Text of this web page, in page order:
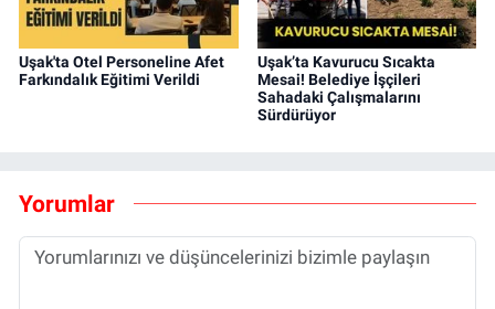
Uşak'ta Otel Personeline Afet
Farkındalık Eğitimi Verildi
Uşak’ta Kavurucu Sıcakta
Mesai! Belediye İşçileri
Sahadaki Çalışmalarını
Sürdürüyor
Yorumlar